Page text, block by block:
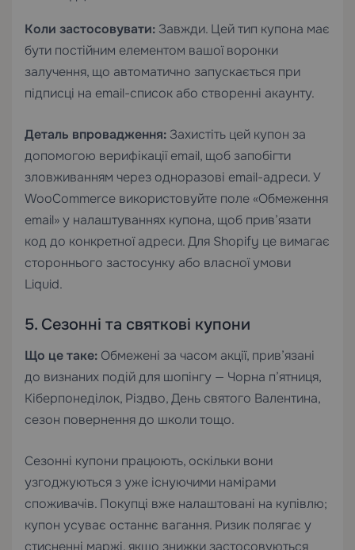
Коли застосовувати: Завжди. Цей тип купона має
бути постійним елементом вашої воронки
залучення, що автоматично запускається при
підписці на email-список або створенні акаунту.
Деталь впровадження: Захистіть цей купон за
допомогою верифікації email, щоб запобігти
зловживанням через одноразові email-адреси. У
WooCommerce використовуйте поле «Обмеження
email» у налаштуваннях купона, щоб прив’язати
код до конкретної адреси. Для Shopify це вимагає
стороннього застосунку або власної умови
Liquid.
5. Сезонні та святкові купони
Що це таке: Обмежені за часом акції, прив’язані
до визнаних подій для шопінгу — Чорна п’ятниця,
Кіберпонеділок, Різдво, День святого Валентина,
сезон повернення до школи тощо.
Сезонні купони працюють, оскільки вони
узгоджуються з уже існуючими намірами
споживачів. Покупці вже налаштовані на купівлю;
купон усуває останнє вагання. Ризик полягає у
стисненні маржі, якщо знижки застосовуються